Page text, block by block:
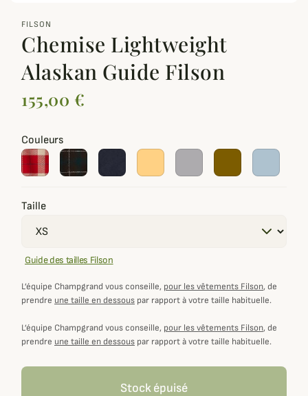
FILSON
Chemise Lightweight
Alaskan Guide Filson
155,00 €
Couleurs
Taille
Guide des tailles Filson
L’équipe Champgrand vous conseille, pour les vêtements Filson, de
prendre une taille en dessous par rapport à votre taille habituelle.
L’équipe Champgrand vous conseille, pour les vêtements Filson, de
prendre une taille en dessous par rapport à votre taille habituelle.
Stock épuisé